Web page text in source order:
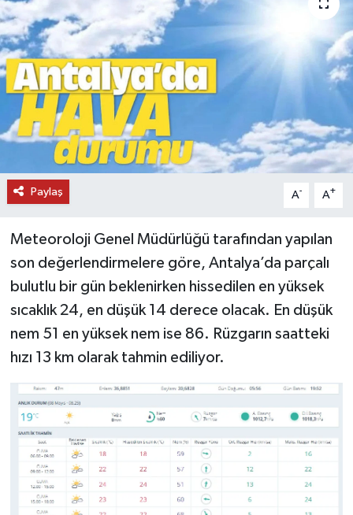
Paylaş A- A+
Meteoroloji Genel Müdürlüğü tarafından yapılan
son değerlendirmelere göre, Antalya’da parçalı
bulutlu bir gün beklenirken hissedilen en yüksek
sıcaklık 24, en düşük 14 derece olacak. En düşük
nem 51 en yüksek nem ise 86. Rüzgarın saatteki
hızı 13 km olarak tahmin ediliyor.
SAĞLIK
DÜNYA
EĞİTİM
TURİZM
RÖPORTAJ
VİDEO HABERLER
YAZARLAR
RESMİ İLAN
MAGAZİN